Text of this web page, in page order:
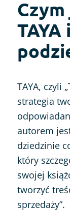
TAYA
TAYA, czyli
strategia
autorem
dziedzinie
który
swojej
tworzyć
sprzedaży”.